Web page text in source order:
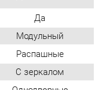
Однодверные
Нет
Да
2
Определяется при
сборке